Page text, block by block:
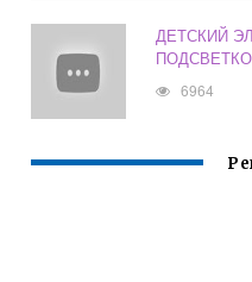
ДЕТСКИЙ
6964